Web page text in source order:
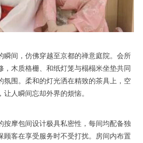
间，仿佛穿越至京都的禅意庭院。会所
，木质格栅、和纸灯笼与榻榻米坐垫共同
氛围。柔和的灯光洒在精致的茶具上，空
人瞬间忘却外界的烦恼。
摩包间设计极具私密性，每间均配备独
顾客在享受服务时不受打扰。房间内布置